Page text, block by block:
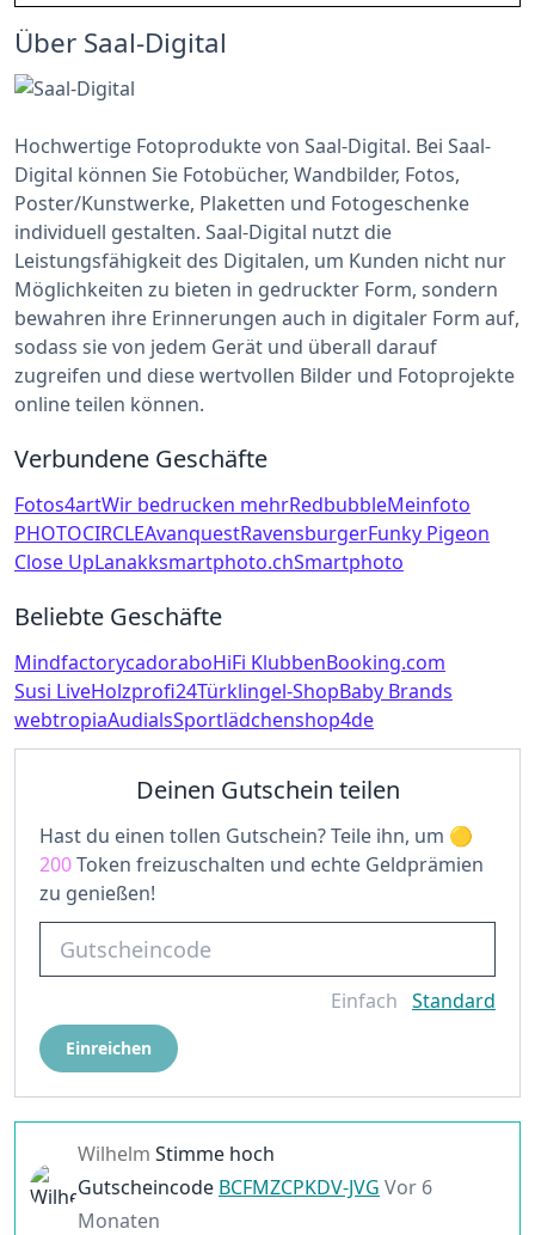
Über Saal-Digital
Hochwertige Fotoprodukte von Saal-Digital. Bei Saal-
Digital können Sie Fotobücher, Wandbilder, Fotos,
Poster/Kunstwerke, Plaketten und Fotogeschenke
individuell gestalten. Saal-Digital nutzt die
Leistungsfähigkeit des Digitalen, um Kunden nicht nur
Möglichkeiten zu bieten in gedruckter Form, sondern
bewahren ihre Erinnerungen auch in digitaler Form auf,
sodass sie von jedem Gerät und überall darauf
zugreifen und diese wertvollen Bilder und Fotoprojekte
online teilen können.
Verbundene Geschäfte
Fotos4artWir bedrucken mehrRedbubbleMeinfoto
PHOTOCIRCLEAvanquestRavensburgerFunky Pigeon
Close UpLanakksmartphoto.chSmartphoto
Beliebte Geschäfte
MindfactorycadoraboHiFi KlubbenBooking.com
Susi LiveHolzprofi24Türklingel-ShopBaby Brands
webtropiaAudialsSportlädchenshop4de
Deinen Gutschein teilen
Hast du einen tollen Gutschein? Teile ihn, um
200Token freizuschalten und echte Geldprämien
zu genießen!
Einfach Standard
Einreichen
Wilhelm Stimme hoch
Gutscheincode BCFMZCPKDV-JVG Vor 6
Monaten